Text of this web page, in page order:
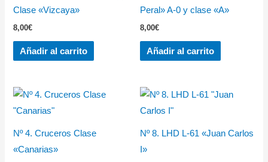
Clase «Vizcaya»
8,00€
Añadir al carrito
Peral» A-0 y clase «A»
8,00€
Añadir al carrito
Nº 4. Cruceros Clase
«Canarias»
Nº 8. LHD L-61 «Juan Carlos
I»